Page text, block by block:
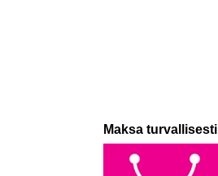
Maksa turvallisesti